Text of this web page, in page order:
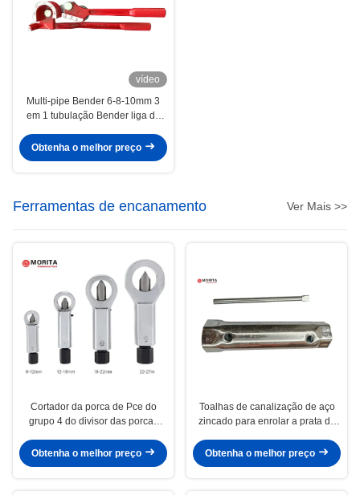
vídeo
Multi-pipe Bender 6-8-10mm 3
em 1 tubulação Bender liga de
Obtenha o melhor preço
Ferramentas de encanamento Ver Mais >>
Cortador da porca de Pce do
grupo 4 do divisor das porcas
195mm do carbono steel/Cr/Mo
de 9mm - de 27mm de porcas
Obtenha o melhor preço
Toalhas de canalização de aço
zincado para enrolar a prata de
Obtenha o melhor preço